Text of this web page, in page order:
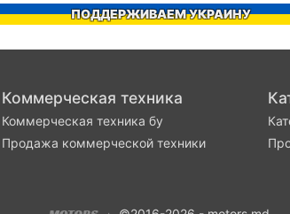
ПОДДЕРЖИВАЕМ УКРАИНУ
Коммерческая техника
Коммерческая техника бу
Продажа коммерческой техники